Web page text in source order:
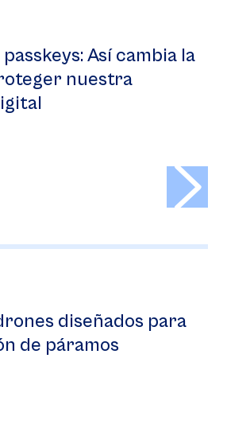
Así cambia la
nuestra
diseñados para
de páramos